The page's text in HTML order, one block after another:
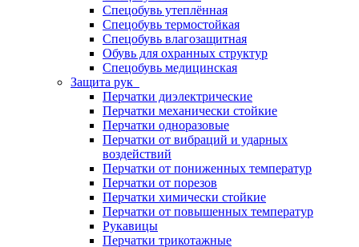
Спецобувь утеплённая
Спецобувь термостойкая
Спецобувь влагозащитная
Обувь для охранных структур
Спецобувь медицинская
Защита рук
Перчатки диэлектрические
Перчатки механически стойкие
Перчатки одноразовые
Перчатки от вибраций и ударных
воздействий
Перчатки от пониженных температур
Перчатки от порезов
Перчатки химически стойкие
Перчатки от повышенных температур
Рукавицы
Перчатки трикотажные